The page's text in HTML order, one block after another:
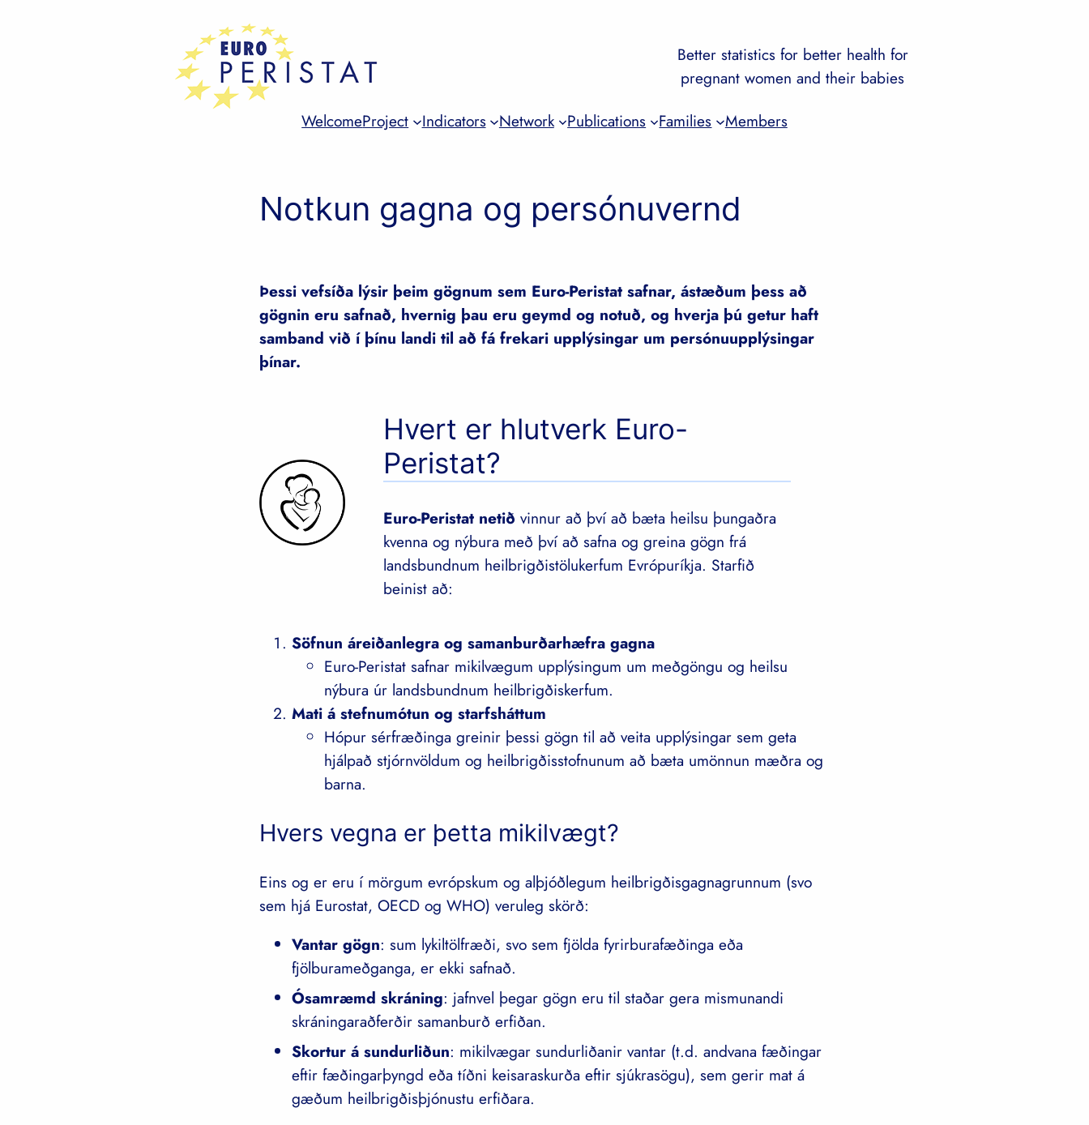
Better statistics for better health for
pregnant women and their babies
WelcomeProject Indicators Network Publications Families Members
Notkun gagna og persónuvernd
Þessi vefsíða lýsir þeim gögnum sem Euro-Peristat safnar, ástæðum þess að
gögnin eru safnað, hvernig þau eru geymd og notuð, og hverja þú getur haft
samband við í þínu landi til að fá frekari upplýsingar um persónuupplýsingar
þínar.
Hvert er hlutverk Euro-
Peristat?
Euro-Peristat netiðvinnur að því að bæta heilsu þungaðra
kvenna og nýbura með því að safna og greina gögn frá
landsbundnum heilbrigðistölukerfum Evrópuríkja. Starfið
beinist að:
Söfnun áreiðanlegra og samanburðarhæfra gagna
Euro-Peristat safnar mikilvægum upplýsingum um meðgöngu og heilsu
nýbura úr landsbundnum heilbrigðiskerfum.
Mati á stefnumótun og starfsháttum
Hópur sérfræðinga greinir þessi gögn til að veita upplýsingar sem geta
hjálpað stjórnvöldum og heilbrigðisstofnunum að bæta umönnun mæðra og
barna.
Hvers vegna er þetta mikilvægt?
Eins og er eru í mörgum evrópskum og alþjóðlegum heilbrigðisgagnagrunnum (svo
sem hjá Eurostat, OECD og WHO) veruleg skörð:
Vantar gögn: sum lykiltölfræði, svo sem fjölda fyrirburafæðinga eða
fjölburameðganga, er ekki safnað.
Ósamræmd skráning: jafnvel þegar gögn eru til staðar gera mismunandi
skráningaraðferðir samanburð erfiðan.
Skortur á sundurliðun: mikilvægar sundurliðanir vantar (t.d. andvana fæðingar
eftir fæðingarþyngd eða tíðni keisaraskurða eftir sjúkrasögu), sem gerir mat á
gæðum heilbrigðisþjónustu erfiðara.